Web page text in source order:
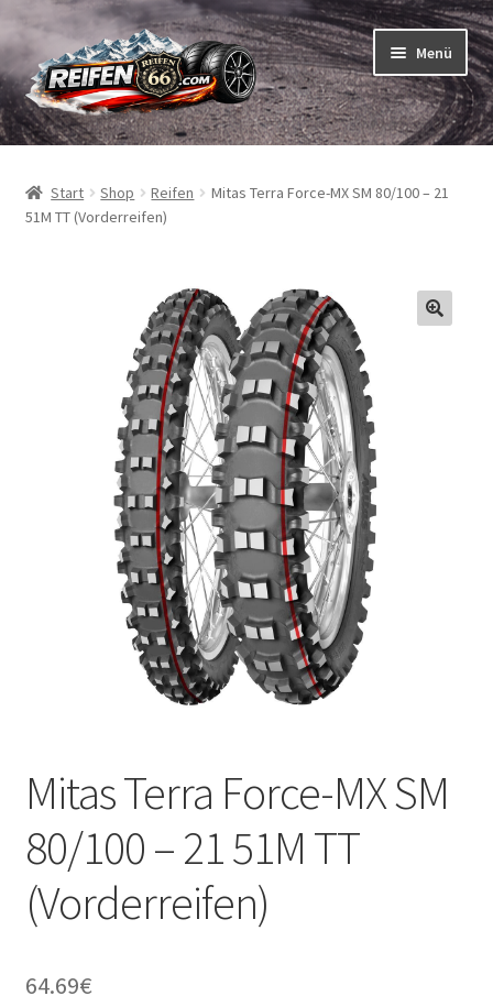
Zur
Navigation
springen
Zum
Inhalt
springen
Menü
Reifen
Schläuche
Start Shop Reifen
Mitas Terra Force-MX SM 80/100 – 21
51M TT (Vorderreifen)
Mitas Terra Force-MX SM
80/100 – 21 51M TT
(Vorderreifen)
64.69€